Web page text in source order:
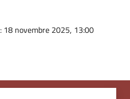
: 18 novembre 2025, 13:00